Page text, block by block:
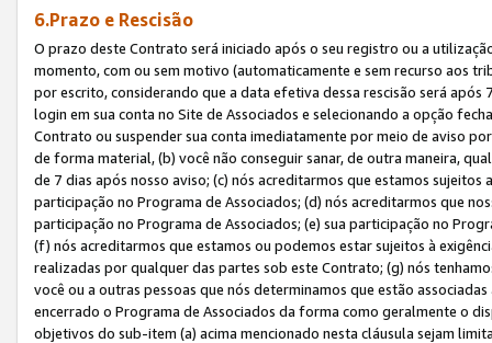
6.Prazo e Rescisão
O prazo deste Contrato será iniciado após o seu registro ou a
momento, com ou sem motivo (automaticamente e sem recurso aos
por escrito, considerando que a data efetiva dessa rescisão será
login em sua conta no Site de Associados e selecionando a opção
Contrato ou suspender sua conta imediatamente por meio de aviso
de forma material, (b) você não conseguir sanar, de outra maneira,
de 7 dias após nosso aviso; (c) nós acreditarmos que estamos
participação no Programa de Associados; (d) nós acreditarmos que
participação no Programa de Associados; (e) sua participação no
(f) nós acreditarmos que estamos ou podemos estar sujeitos à
realizadas por qualquer das partes sob este Contrato; (g) nós
você ou a outras pessoas que nós determinamos que estão
encerrado o Programa de Associados da forma como geralmente o
objetivos do sub-item (a) acima mencionado nesta cláusula sejam